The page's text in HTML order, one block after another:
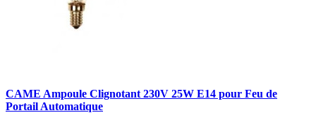
CAME Ampoule Clignotant 230V 25W E14 pour Feu de
Portail Automatique